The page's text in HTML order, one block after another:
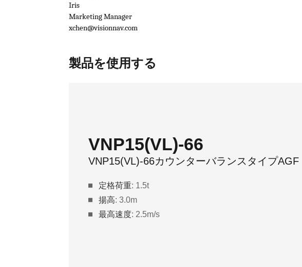
Iris
Marketing Manager
xchen@visionnav.com
製品を使用する
VNP15(VL)-66
VNP15(VL)-66カウンターバランスタイプAGF
定格荷重: 1.5t
揚高: 3.0m
最高速度: 2.5m/s